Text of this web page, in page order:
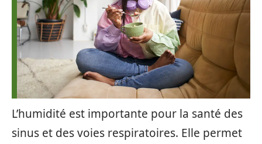
L’humidité est importante pour la santé des
sinus et des voies respiratoires. Elle permet